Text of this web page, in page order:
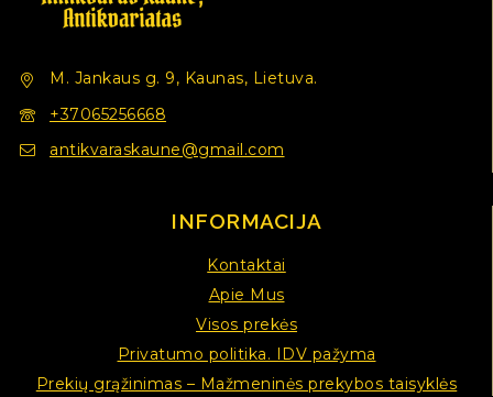
M. Jankaus g. 9, Kaunas, Lietuva.
+37065256668
antikvaraskaune@gmail.com
INFORMACIJA
Kontaktai
Apie Mus
Visos prekės
Privatumo politika. IDV pažyma
Prekių grąžinimas – Mažmeninės prekybos taisyklės